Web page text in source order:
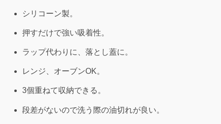
シリコーン製。
押すだけで強い吸着性。
ラップ代わりに、落とし蓋に。
レンジ、オーブンOK。
3個重ねて収納できる。
段差がないので洗う際の油切れが良い。